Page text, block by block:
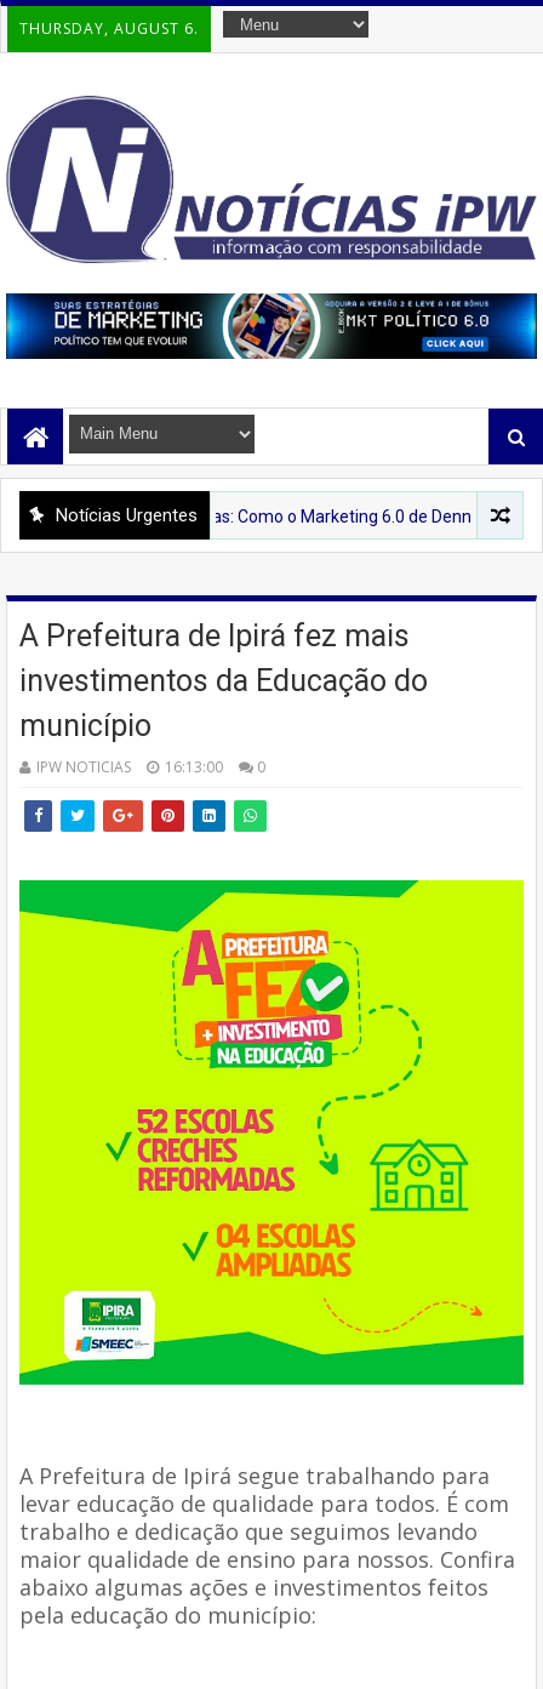
THURSDAY, AUGUST 6.
Notícias Urgentes
Final das Vendas: Como o Marketing 6.0 de Denny Silva Une o Melhor
A Prefeitura de Ipirá fez mais
investimentos da Educação do
município
IPW NOTICIAS 16:13:00 0
A Prefeitura de Ipirá segue trabalhando para
levar educação de qualidade para todos. É com
trabalho e dedicação que seguimos levando
maior qualidade de ensino para nossos. Confira
abaixo algumas ações e investimentos feitos
pela educação do município: